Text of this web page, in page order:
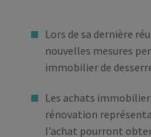
Lors de sa dernière
nouvelles mesures
immobilier de
Les achats
rénovation
l’achat pourront